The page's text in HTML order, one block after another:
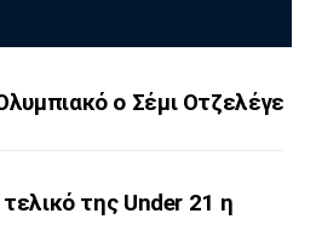
ο Σέμι Οτζελέγε
της Under 21 η